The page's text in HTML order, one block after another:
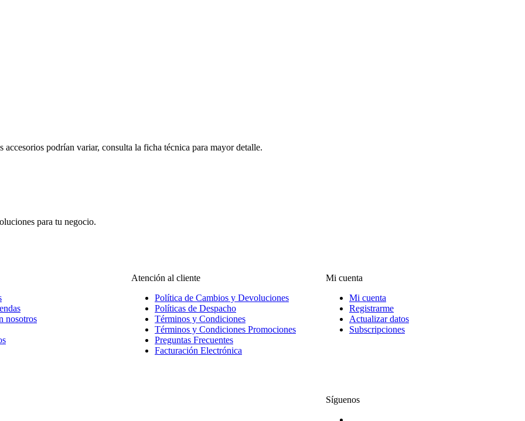
podrían variar, consulta la ficha técnica para mayor detalle.
para tu negocio.
nosotros
Atención al cliente
Política de Cambios y Devoluciones
Políticas de Despacho
Términos y Condiciones
Términos y Condiciones Promociones
Preguntas Frecuentes
Facturación Electrónica
Mi cuenta
Mi cuenta
Registrarme
Actualizar datos
Subscripciones
Síguenos